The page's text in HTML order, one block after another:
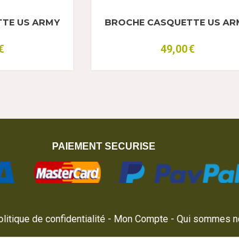
US ARMY BROCHE CASQUETTE US
49,00€
PAIEMENT SECURISE
de confidentialité Mon Compte Qui sommes